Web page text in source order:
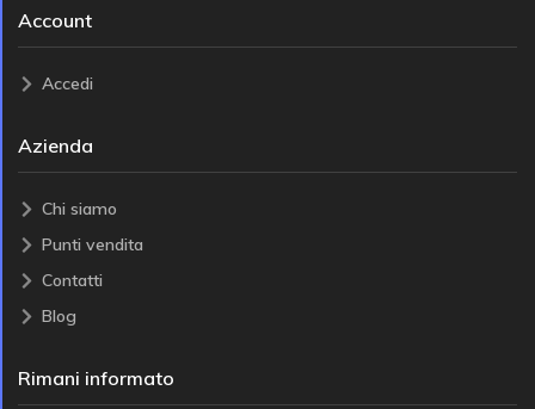
Account
Accedi
Azienda
Chi siamo
Punti vendita
Contatti
Blog
Rimani informato